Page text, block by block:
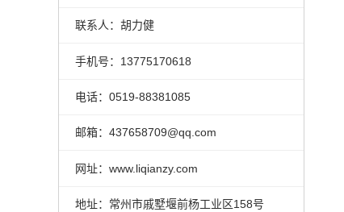
联系人：胡力健
手机号：13775170618
电话：0519-88381085
邮箱：437658709@qq.com
网址：www.liqianzy.com
地址：常州市戚墅堰前杨工业区158号